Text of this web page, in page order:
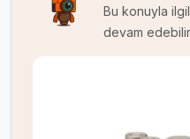
Bu konuyla
devam